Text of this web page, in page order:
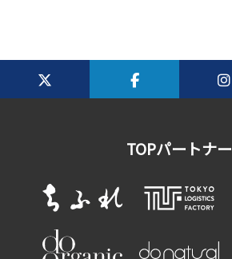
TOPパートナー